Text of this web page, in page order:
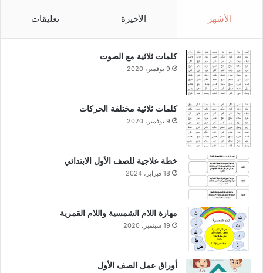
الأشهر الأخيرة تعليقات
كلمات ثلاثية مع الصوت
9 نوفمبر، 2020
كلمات ثلاثية مختلفة الحركات
9 نوفمبر، 2020
خطة علاجية للصف الأول الابتدائي
18 فبراير، 2024
مهارة اللام الشمسية واللام القمرية
19 سبتمبر، 2020
أوراق عمل الصف الأول